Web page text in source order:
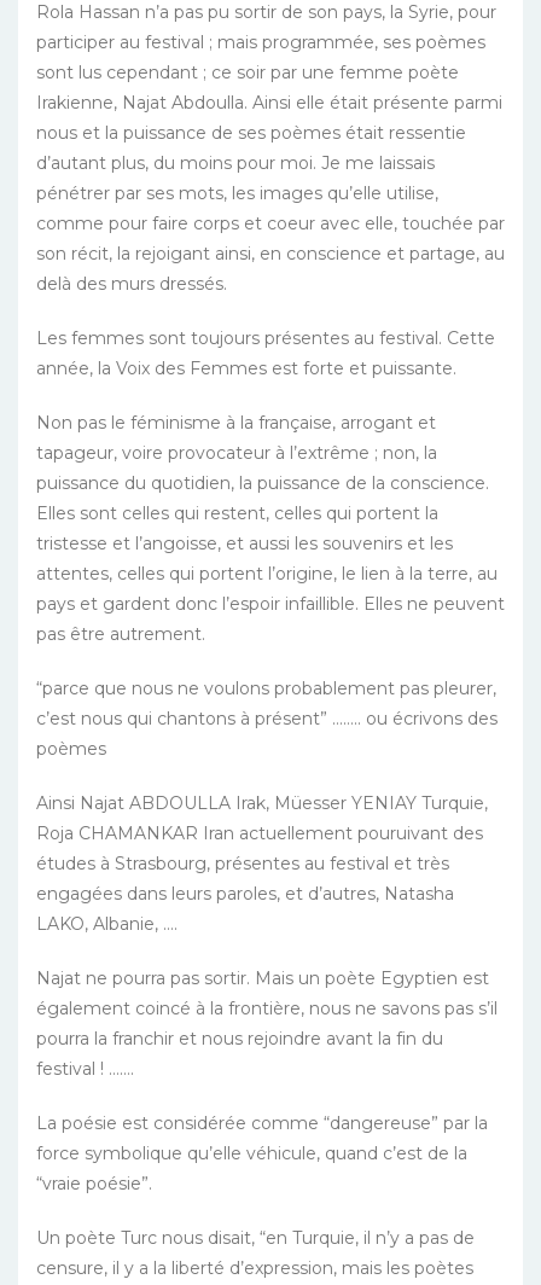
Rola Hassan n’a pas pu sortir de son pays, la Syrie, pour
participer au festival ; mais programmée, ses poèmes
sont lus cependant ; ce soir par une femme poète
Irakienne, Najat Abdoulla. Ainsi elle était présente parmi
nous et la puissance de ses poèmes était ressentie
d’autant plus, du moins pour moi. Je me laissais
pénétrer par ses mots, les images qu’elle utilise,
comme pour faire corps et coeur avec elle, touchée par
son récit, la rejoigant ainsi, en conscience et partage, au
delà des murs dressés.
Les femmes sont toujours présentes au festival. Cette
année, la Voix des Femmes est forte et puissante.
Non pas le féminisme à la française, arrogant et
tapageur, voire provocateur à l’extrême ; non, la
puissance du quotidien, la puissance de la conscience.
Elles sont celles qui restent, celles qui portent la
tristesse et l’angoisse, et aussi les souvenirs et les
attentes, celles qui portent l’origine, le lien à la terre, au
pays et gardent donc l’espoir infaillible. Elles ne peuvent
pas être autrement.
“parce que nous ne voulons probablement pas pleurer,
c’est nous qui chantons à présent” …….. ou écrivons des
poèmes
Ainsi Najat ABDOULLA Irak, Müesser YENIAY Turquie,
Roja CHAMANKAR Iran actuellement pouruivant des
études à Strasbourg, présentes au festival et très
engagées dans leurs paroles, et d’autres, Natasha
LAKO, Albanie, ….
Najat ne pourra pas sortir. Mais un poète Egyptien est
également coincé à la frontière, nous ne savons pas s’il
pourra la franchir et nous rejoindre avant la fin du
festival ! …….
La poésie est considérée comme “dangereuse” par la
force symbolique qu’elle véhicule, quand c’est de la
“vraie poésie”.
Un poète Turc nous disait, “en Turquie, il n’y a pas de
censure, il y a la liberté d’expression, mais les poètes